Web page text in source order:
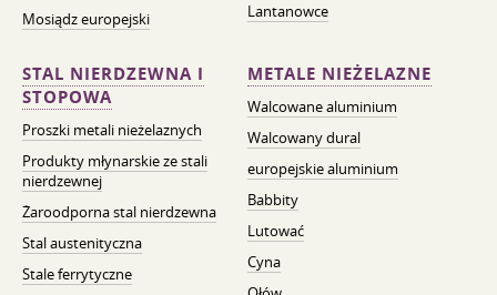
Mosiądz europejski
Lantanowce
STAL NIERDZEWNA I
STOPOWA
Proszki metali nieżelaznych
Produkty młynarskie ze stali
nierdzewnej
Żaroodporna stal nierdzewna
Stal austenityczna
Stale ferrytyczne
METALE NIEŻELAZNE
Walcowane aluminium
Walcowany dural
europejskie aluminium
Babbity
Lutować
Cyna